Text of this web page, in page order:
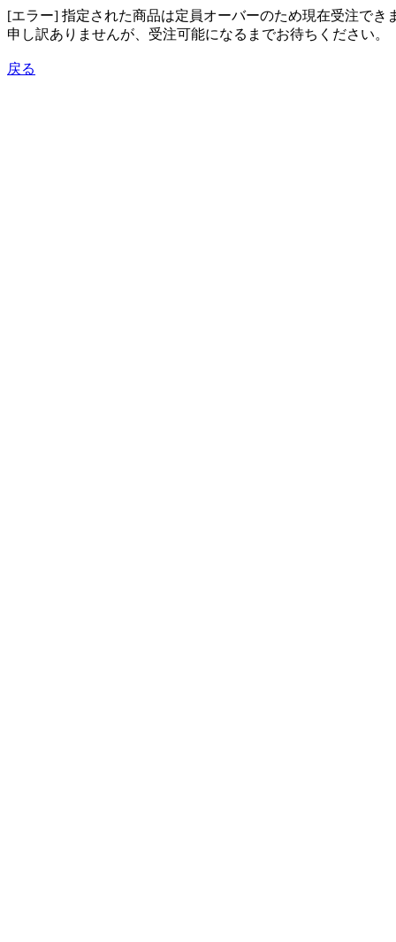
[エラー] 指定された商品は定員オーバーのため現在受注でき
申し訳ありませんが、受注可能になるまでお待ちください。
戻る